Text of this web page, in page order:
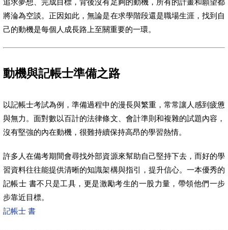
將淪為空談。正因如此，無論是在求學階段還是職場生涯，找到自
己的動機是每個人成長路上至關重要的一環。
動機與記帳士準備之路
以記帳士考試為例，準備過程中的漫長與繁重，常常讓人感到疲憊
與無力。面對數以百計的法律條文、會計準則和複雜的試題內容，
沒有堅強的內在動機，很難持續保持高昂的學習熱情。
許多人在備考期間會尋找外部資源來幫助自己堅持下去，而好的學
習資料往往能提供清晰的知識架構與指引，提升信心。一本優秀的
記帳士 書不只是工具，更是激勵考生的一股力量，帶領他們一步
步靠近目標。
記帳士 書